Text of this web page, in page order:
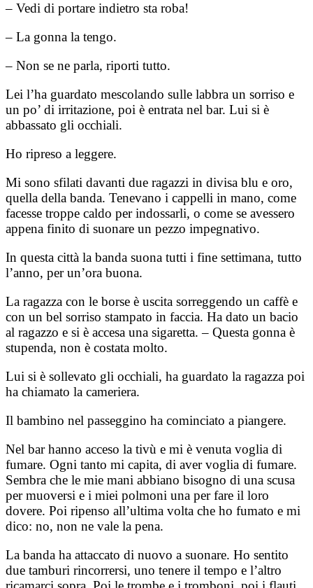
– Vedi di portare indietro sta roba!
– La gonna la tengo.
– Non se ne parla, riporti tutto.
Lei l’ha guardato mescolando sulle labbra un sorriso e
un po’ di irritazione, poi è entrata nel bar. Lui si è
abbassato gli occhiali.
Ho ripreso a leggere.
Mi sono sfilati davanti due ragazzi in divisa blu e oro,
quella della banda. Tenevano i cappelli in mano, come
facesse troppe caldo per indossarli, o come se avessero
appena finito di suonare un pezzo impegnativo.
In questa città la banda suona tutti i fine settimana, tutto
l’anno, per un’ora buona.
La ragazza con le borse è uscita sorreggendo un caffè e
con un bel sorriso stampato in faccia. Ha dato un bacio
al ragazzo e si è accesa una sigaretta. – Questa gonna è
stupenda, non è costata molto.
Lui si è sollevato gli occhiali, ha guardato la ragazza poi
ha chiamato la cameriera.
Il bambino nel passeggino ha cominciato a piangere.
Nel bar hanno acceso la tivù e mi è venuta voglia di
fumare. Ogni tanto mi capita, di aver voglia di fumare.
Sembra che le mie mani abbiano bisogno di una scusa
per muoversi e i miei polmoni una per fare il loro
dovere. Poi ripenso all’ultima volta che ho fumato e mi
dico: no, non ne vale la pena.
La banda ha attaccato di nuovo a suonare. Ho sentito
due tamburi rincorrersi, uno tenere il tempo e l’altro